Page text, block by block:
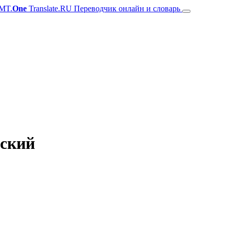
One Translate.RU Переводчик онлайн и словарь